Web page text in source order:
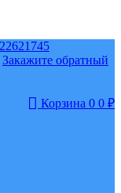
Закажите обратный
Корзина 0 0 ₽